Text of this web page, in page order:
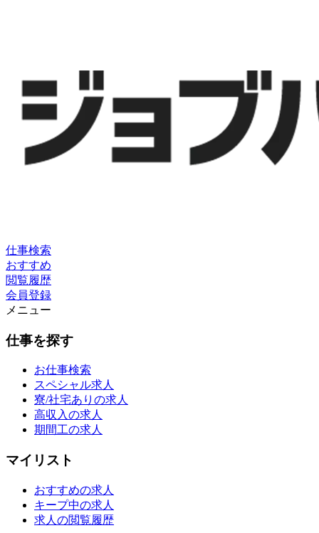
仕事検索
おすすめ
閲覧履歴
会員登録
メニュー
仕事を探す
お仕事検索
スペシャル求人
寮/社宅ありの求人
高収入の求人
期間工の求人
マイリスト
おすすめの求人
キープ中の求人
求人の閲覧履歴